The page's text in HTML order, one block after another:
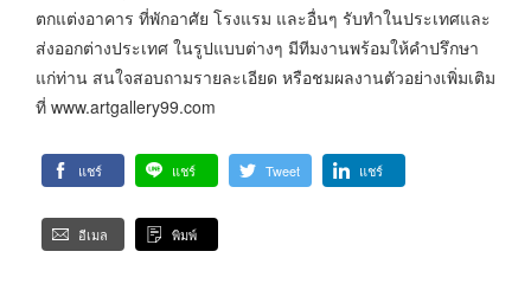
ตกแต่งอาคาร ที่พักอาศัย โรงแรม และอื่นๆ รับทำในประเทศและ
ส่งออกต่างประเทศ ในรูปแบบต่างๆ มีทีมงานพร้อมให้คำปรึกษา
แก่ท่าน สนใจสอบถามรายละเอียด หรือชมผลงานตัวอย่างเพิ่มเติม
ที่ www.artgallery99.com
แชร์ แชร์ Tweet แชร์
อีเมล พิมพ์